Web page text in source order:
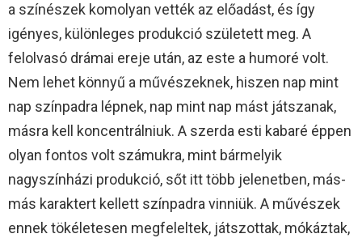
a színészek komolyan vették az előadást, és így
igényes, különleges produkció született meg. A
felolvasó drámai ereje után, az este a humoré volt.
Nem lehet könnyű a művészeknek, hiszen nap mint
nap színpadra lépnek, nap mint nap mást játszanak,
másra kell koncentrálniuk. A szerda esti kabaré éppen
olyan fontos volt számukra, mint bármelyik
nagyszínházi produkció, sőt itt több jelenetben, más-
más karaktert kellett színpadra vinniük. A művészek
ennek tökéletesen megfeleltek, játszottak, mókáztak,